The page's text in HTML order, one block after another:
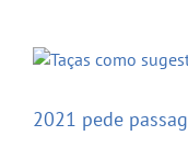
2021 pede